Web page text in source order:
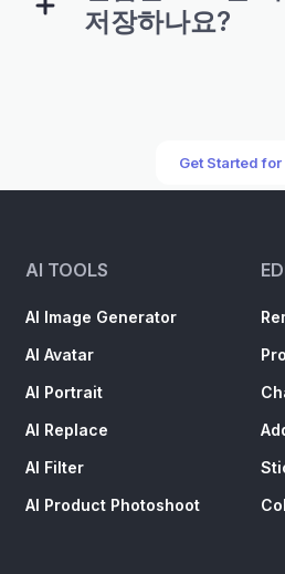
저장하나요?
Get Started for
AI TOOLS
AI Image Generator
AI Avatar
AI Portrait
AI Replace
AI Filter
AI Product Photoshoot